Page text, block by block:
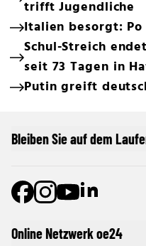
trifft Jugendliche
Italien besorgt:
Schul-Streich
seit 73 Tagen in
Putin greift
Online Netzwerk oe24
Bleiben Sie auf dem